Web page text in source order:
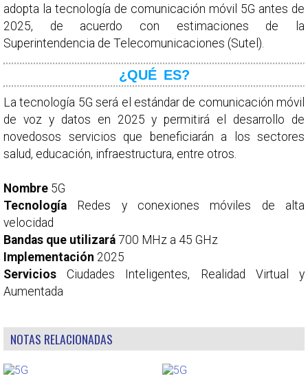
adopta la tecnología de comunicación móvil 5G antes de
2025, de acuerdo con estimaciones de la
Superintendencia de Telecomunicaciones (Sutel).
¿QUÉ ES?
La tecnología 5G será el estándar de comunicación móvil
de voz y datos en 2025 y permitirá el desarrollo de
novedosos servicios que beneficiarán a los sectores
salud, educación, infraestructura, entre otros.
Nombre 5G
Tecnología
Redes y conexiones móviles de alta
velocidad
Bandas que utilizará 700 MHz a 45 GHz
Implementación 2025
ServiciosCiudades Inteligentes, Realidad Virtual y
Aumentada
NOTAS RELACIONADAS